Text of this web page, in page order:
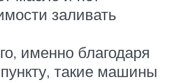
заливать
именно благодаря
такие машины